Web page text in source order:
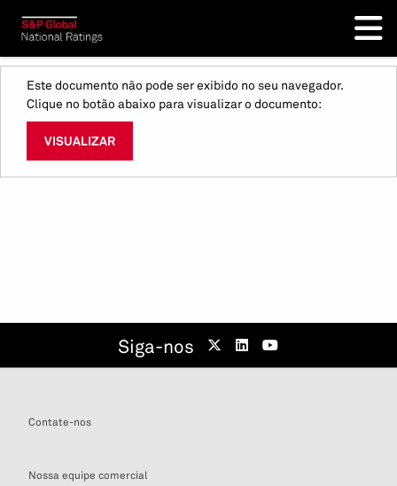
Este documento não pode ser exibido no seu navegador.
Clique no botão abaixo para visualizar o documento:
VISUALIZAR
Siga-nos
Contate-nos
Nossa equipe comercial